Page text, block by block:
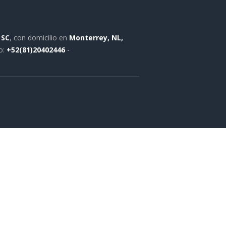
, con domicilio en Monterrey, NL,
+52(81)20402446-